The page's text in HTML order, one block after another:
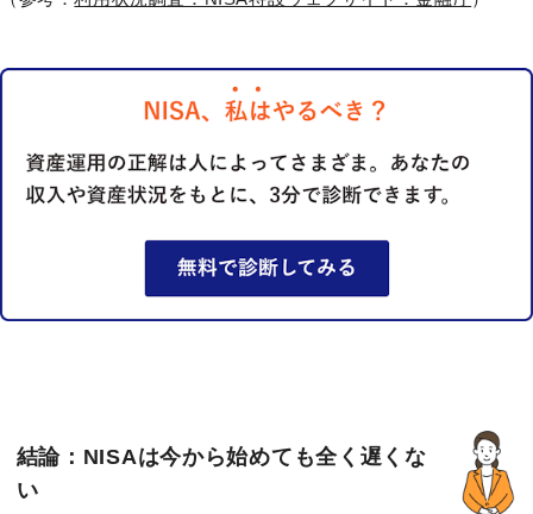
結論：NISAは今から始めても全く遅くな
い